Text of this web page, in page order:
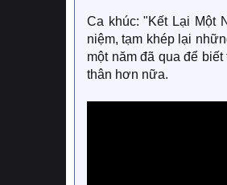
Ca khúc: "Kết Lại Một
niệm, tạm khép lại
một năm đã qua để
thân hơn nữa.